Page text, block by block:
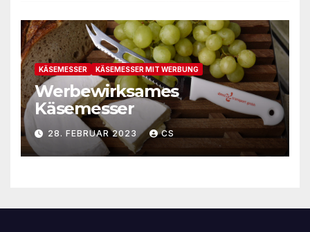
KÄSEMESSER KÄSEMESSER MIT WERBUNG
Werbewirksames
Käsemesser
28. FEBRUAR 2023 CS